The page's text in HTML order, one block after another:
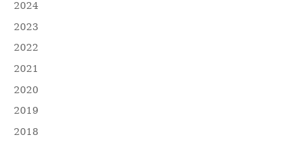
2024
2023
2022
2021
2020
2019
2018